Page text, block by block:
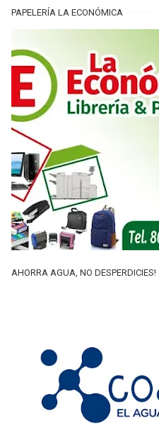
PAPELERÍA LA ECONÓMICA
AHORRA AGUA, NO DESPERDICIES!